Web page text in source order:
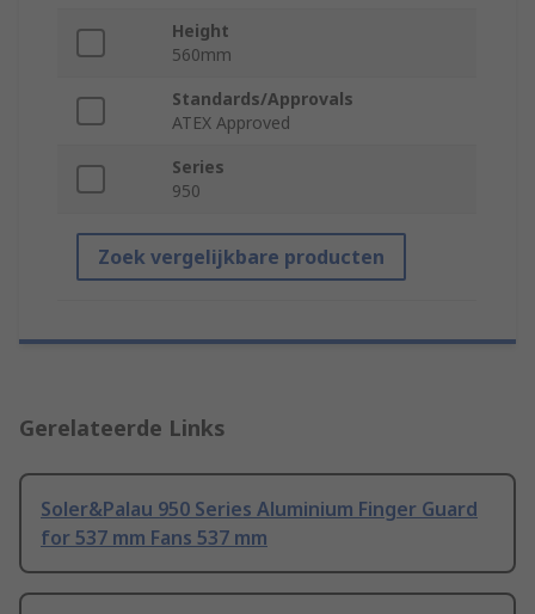
Height
560mm
Standards/Approvals
ATEX Approved
Series
950
Zoek vergelijkbare producten
Gerelateerde Links
Soler&Palau 950 Series Aluminium Finger Guard
for 537 mm Fans 537 mm